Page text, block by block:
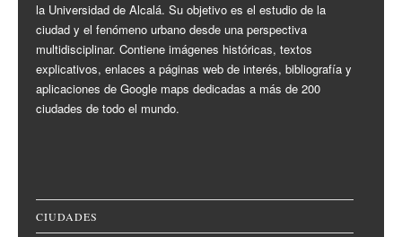
la Universidad de Alcalá. Su objetivo es el estudio de la
ciudad y el fenómeno urbano desde una perspectiva
multidisciplinar. Contiene imágenes históricas, textos
explicativos, enlaces a páginas web de interés, bibliografía y
aplicaciones de Google maps dedicadas a más de 200
ciudades de todo el mundo.
CIUDADES